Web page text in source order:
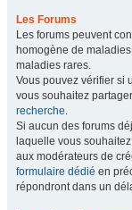
Les Forums
Les forums peuvent
homogène de
maladies rares.
Vous pouvez vérifier si
vous souhaitez
recherche.
Si aucun des forums
laquelle vous
aux modérateurs de
formulaire dédié en
répondront dans un